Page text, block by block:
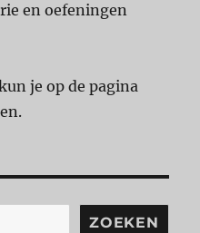
en oefeningen
je op de pagina
ZOEKEN